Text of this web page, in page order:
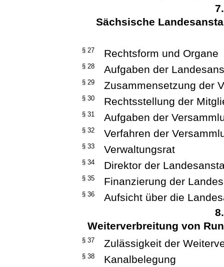
Sächsische
§ 27 Rechtsform und Organe
§ 28 Aufgaben der
§ 29 Zusammensetzung der
§ 30 Rechtsstellung der
§ 31 Aufgaben der
§ 32 Verfahren der
§ 33 Verwaltungsrat
§ 34 Direktor der
§ 35 Finanzierung der
§ 36
Aufsicht über die
Weiterverbreitung von
§ 37 Zulässigkeit der
§ 38
Kanalbelegung